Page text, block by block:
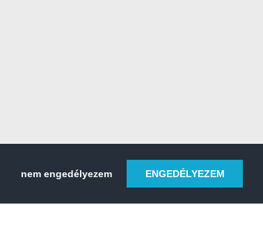
nem engedélyezem ENGEDÉLYEZEM